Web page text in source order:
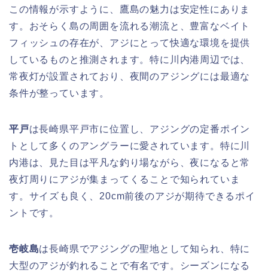
この情報が示すように、鷹島の魅力は安定性にありま
す。おそらく島の周囲を流れる潮流と、豊富なベイト
フィッシュの存在が、アジにとって快適な環境を提供
しているものと推測されます。特に川内港周辺では、
常夜灯が設置されており、夜間のアジングには最適な
条件が整っています。
平戸は長崎県平戸市に位置し、アジングの定番ポイン
トとして多くのアングラーに愛されています。特に川
内港は、見た目は平凡な釣り場ながら、夜になると常
夜灯周りにアジが集まってくることで知られていま
す。サイズも良く、20cm前後のアジが期待できるポイ
ントです。
壱岐島は長崎県でアジングの聖地として知られ、特に
大型のアジが釣れることで有名です。シーズンになる